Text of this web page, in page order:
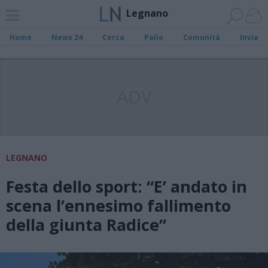
Legnano
Home News 24 Cerca Palio Comunità Invia
LEGNANO
Festa dello sport: “E’ andato in
scena l’ennesimo fallimento
della giunta Radice”